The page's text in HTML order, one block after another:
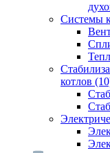
Системы
котлов